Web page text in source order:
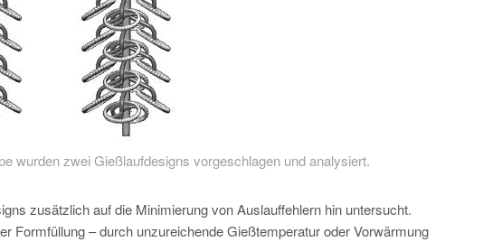
wurden zwei Gießlaufdesigns vorgeschlagen und analysiert.
zusätzlich auf die Minimierung von Auslauffehlern hin untersucht.
Formfüllung – durch unzureichende Gießtemperatur oder Vorwärmung